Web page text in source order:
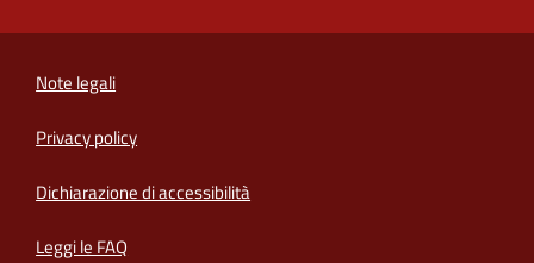
Note legali
Privacy policy
Dichiarazione di accessibilità
Leggi le FAQ